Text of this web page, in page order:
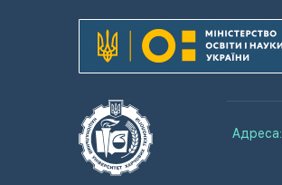
Адреса: